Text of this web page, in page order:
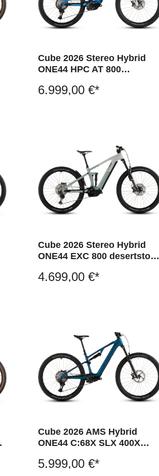
Cube 2026 Stereo Hybrid
ONE44 HPC AT 800
6.999,00 €*
Cube 2026 Stereo Hybrid
ONE44 EXC 800 desertstone
4.699,00 €*
Cube 2026 AMS Hybrid
ONE44 C:68X SLX 400X
5.999,00 €*